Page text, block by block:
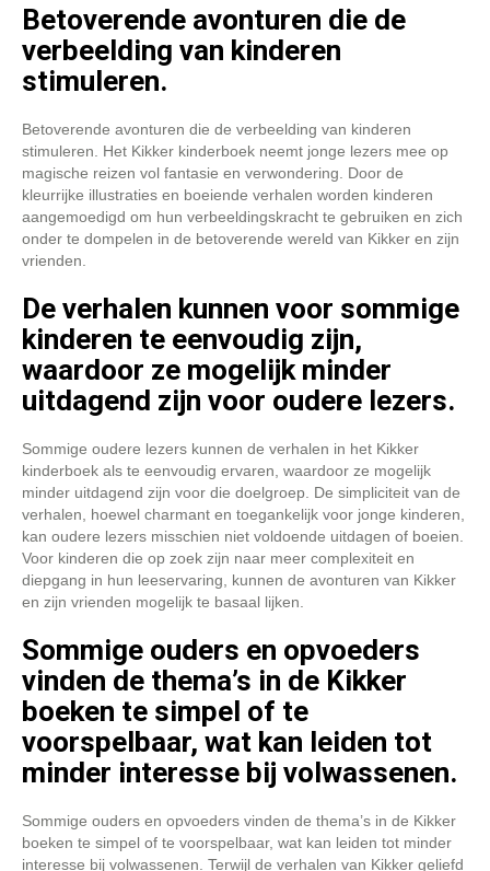
Betoverende avonturen die de
verbeelding van kinderen
stimuleren.
Betoverende avonturen die de verbeelding van kinderen
stimuleren. Het Kikker kinderboek neemt jonge lezers mee op
magische reizen vol fantasie en verwondering. Door de
kleurrijke illustraties en boeiende verhalen worden kinderen
aangemoedigd om hun verbeeldingskracht te gebruiken en zich
onder te dompelen in de betoverende wereld van Kikker en zijn
vrienden.
De verhalen kunnen voor sommige
kinderen te eenvoudig zijn,
waardoor ze mogelijk minder
uitdagend zijn voor oudere lezers.
Sommige oudere lezers kunnen de verhalen in het Kikker
kinderboek als te eenvoudig ervaren, waardoor ze mogelijk
minder uitdagend zijn voor die doelgroep. De simpliciteit van de
verhalen, hoewel charmant en toegankelijk voor jonge kinderen,
kan oudere lezers misschien niet voldoende uitdagen of boeien.
Voor kinderen die op zoek zijn naar meer complexiteit en
diepgang in hun leeservaring, kunnen de avonturen van Kikker
en zijn vrienden mogelijk te basaal lijken.
Sommige ouders en opvoeders
vinden de thema’s in de Kikker
boeken te simpel of te
voorspelbaar, wat kan leiden tot
minder interesse bij volwassenen.
Sommige ouders en opvoeders vinden de thema’s in de Kikker
boeken te simpel of te voorspelbaar, wat kan leiden tot minder
interesse bij volwassenen. Terwijl de verhalen van Kikker geliefd